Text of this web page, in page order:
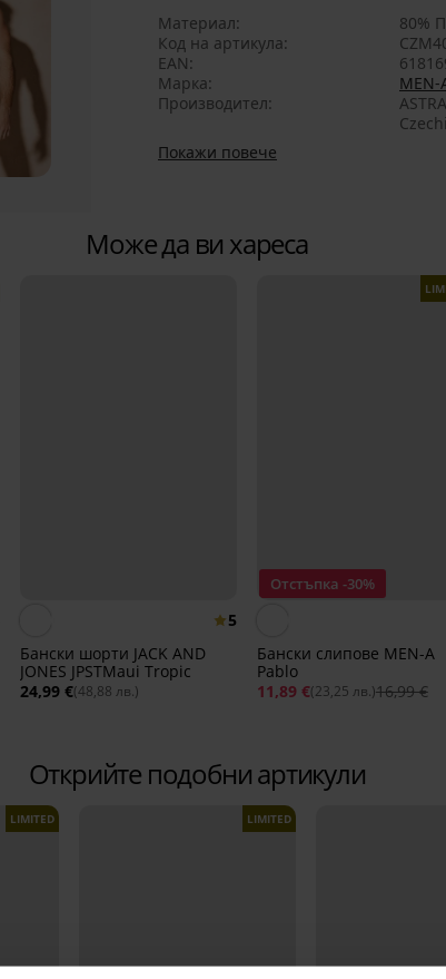
Материал
80%
Код на артикула
EAN
Марка
MEN-
Производител
Покажи повече
Може да ви хареса
5
Бански шорти JACK AND
JONES JPSTMaui Tropic
24,99 €(48,88 лв.)
Отстъпка -30%
Бански слипове MEN-A
Pablo
11,89 €(23,25 лв.)16,99 €
Открийте подобни артикули
LIMITED LIMITED